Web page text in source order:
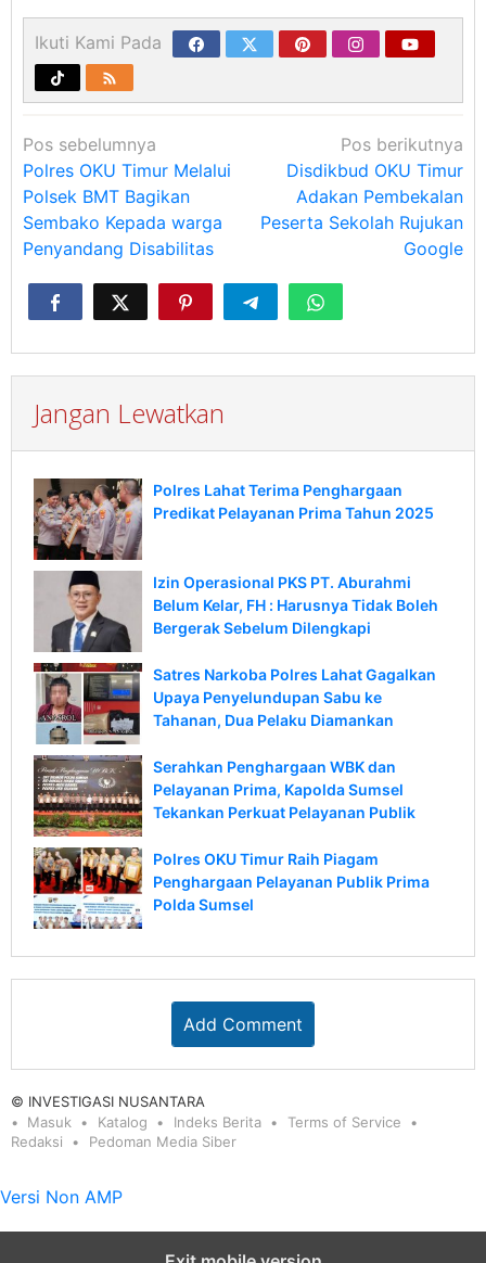
Ikuti Kami Pada
Navigasi
pos
Pos sebelumnya
Polres OKU Timur Melalui
Polsek BMT Bagikan
Sembako Kepada warga
Penyandang Disabilitas
Pos berikutnya
Disdikbud OKU Timur
Adakan Pembekalan
Peserta Sekolah Rujukan
Google
Jangan Lewatkan
Polres Lahat Terima Penghargaan
Predikat Pelayanan Prima Tahun 2025
Izin Operasional PKS PT. Aburahmi
Belum Kelar, FH : Harusnya Tidak Boleh
Bergerak Sebelum Dilengkapi
Satres Narkoba Polres Lahat Gagalkan
Upaya Penyelundupan Sabu ke
Tahanan, Dua Pelaku Diamankan
Serahkan Penghargaan WBK dan
Pelayanan Prima, Kapolda Sumsel
Tekankan Perkuat Pelayanan Publik
Polres OKU Timur Raih Piagam
Penghargaan Pelayanan Publik Prima
Polda Sumsel
Add Comment
© INVESTIGASI NUSANTARA
Masuk
Katalog Indeks Berita
Terms of Service
Redaksi
Pedoman Media Siber
Versi Non AMP